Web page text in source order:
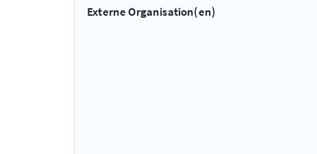
Externe Organisation(en)